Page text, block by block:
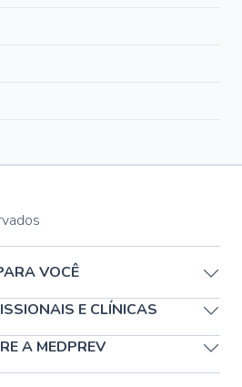
VOCÊ
E CLÍNICAS
A MEDPREV